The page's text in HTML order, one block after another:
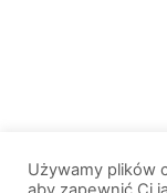
Używamy plików